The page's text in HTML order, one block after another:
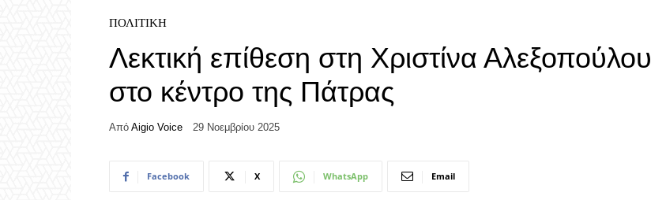
ΠΟΛΙΤΙΚΉ
Λεκτική επίθεση στη Χριστίνα Αλεξοπούλου
στο κέντρο της Πάτρας
Από Aigio Voice 29 Νοεμβρίου 2025
Facebook X WhatsApp Email